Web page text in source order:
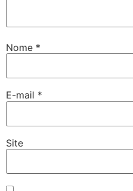
Nome *
E-mail *
Site